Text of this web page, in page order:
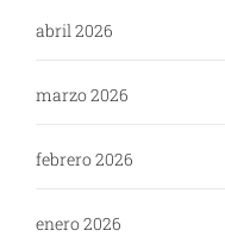
abril 2026
marzo 2026
febrero 2026
enero 2026